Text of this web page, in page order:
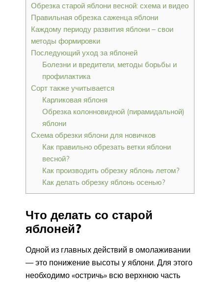
Обрезка старой яблони весной: схема и видео
Правильная обрезка саженца яблони
Каждому периоду развития яблони – свои
методы формировки
Последующий уход за яблоней
Болезни и вредители, методы борьбы и
профилактика
Сорт также учитывается
Карликовая яблоня
Обрезка колонновидной (пирамидальной)
яблони
Схема обрезки яблони для новичков
Как правильно обрезать ветки яблони
весной?
Как производить обрезку яблонь летом?
Как делать обрезку яблонь осенью?
Что делать со старой
яблоней?
Одной из главных действий в омолаживании
— это понижение высоты у яблони. Для этого
необходимо «остричь» всю верхнюю часть